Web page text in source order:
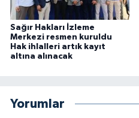
Sağır Hakları İzleme
Merkezi resmen kuruldu
Hak ihlalleri artık kayıt
altına alınacak
Yorumlar